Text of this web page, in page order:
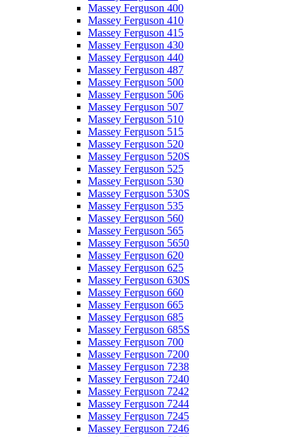
Massey Ferguson 400
Massey Ferguson 410
Massey Ferguson 415
Massey Ferguson 430
Massey Ferguson 440
Massey Ferguson 487
Massey Ferguson 500
Massey Ferguson 506
Massey Ferguson 507
Massey Ferguson 510
Massey Ferguson 515
Massey Ferguson 520
Massey Ferguson 520S
Massey Ferguson 525
Massey Ferguson 530
Massey Ferguson 530S
Massey Ferguson 535
Massey Ferguson 560
Massey Ferguson 565
Massey Ferguson 5650
Massey Ferguson 620
Massey Ferguson 625
Massey Ferguson 630S
Massey Ferguson 660
Massey Ferguson 665
Massey Ferguson 685
Massey Ferguson 685S
Massey Ferguson 700
Massey Ferguson 7200
Massey Ferguson 7238
Massey Ferguson 7240
Massey Ferguson 7242
Massey Ferguson 7244
Massey Ferguson 7245
Massey Ferguson 7246